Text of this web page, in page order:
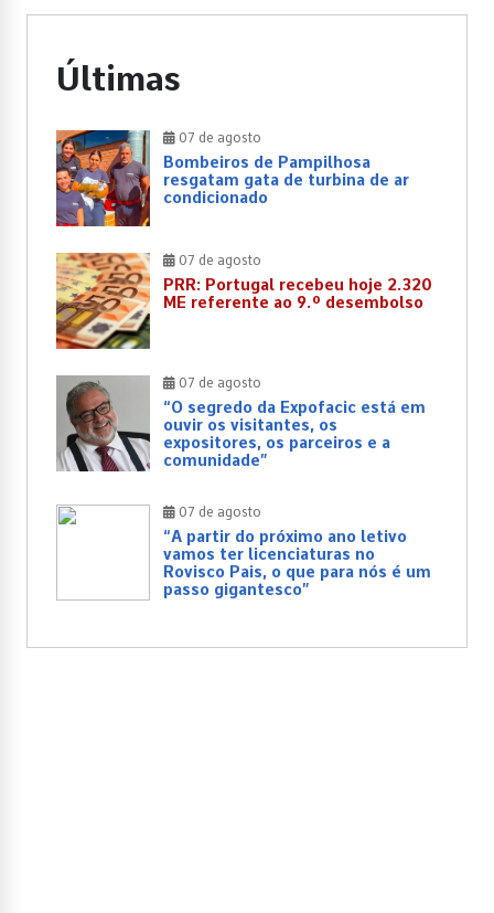
Últimas
07 de agosto
Bombeiros de Pampilhosa
resgatam gata de turbina de ar
condicionado
07 de agosto
PRR: Portugal recebeu hoje 2.320
ME referente ao 9.º desembolso
07 de agosto
“O segredo da Expofacic está em
ouvir os visitantes, os
expositores, os parceiros e a
comunidade”
07 de agosto
“A partir do próximo ano letivo
vamos ter licenciaturas no
Rovisco Pais, o que para nós é um
passo gigantesco”